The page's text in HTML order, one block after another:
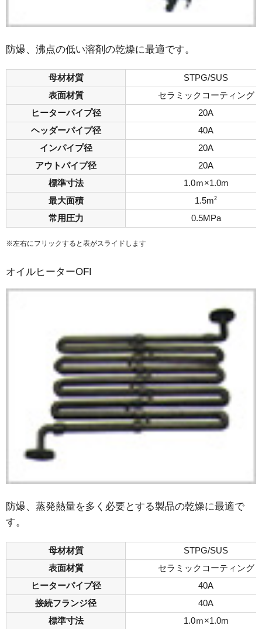
防爆、沸点の低い溶剤の乾燥に最適です。
母材材質
STPG/SUS
表面材質
セラミックコーティング
ヒーターパイプ径
20A
ヘッダーパイプ径
40A
インパイプ径
20A
アウトパイプ径
20A
標準寸法
1.0ｍ×1.0m
最大面積
1.5m2
常用圧力 0.5MPa
※左右にフリックすると表がスライドします
オイルヒーターOFI
防爆、蒸発熱量を多く必要とする製品の乾燥に最適で
す。
母材材質
STPG/SUS
表面材質
セラミックコーティング
ヒーターパイプ径
40A
接続フランジ径
40A
標準寸法
1.0ｍ×1.0m